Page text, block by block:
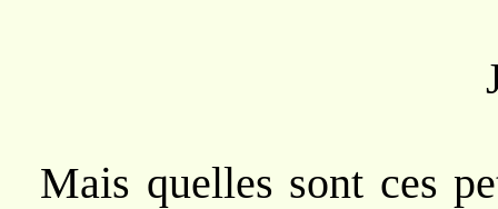
Mais quelles sont ces